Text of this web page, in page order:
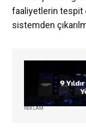
faaliyetlerin tespit
sistemden
REKLAM